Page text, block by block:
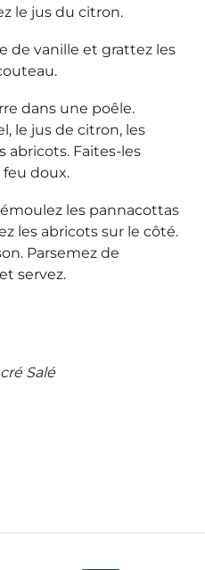
le jus du citron.
de vanille et grattez les
dans une poêle.
le jus de citron, les
abricots. Faites-les
doux.
les pannacottas
les abricots sur le côté.
Parsemez de
servez.
Salé